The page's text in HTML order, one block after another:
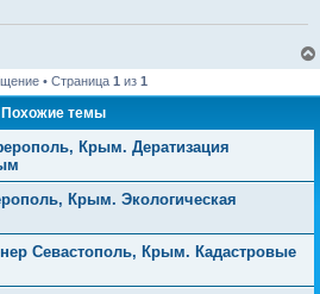
• Страница 1 из 1
Похожие темы
Крым. Дератизация
Крым. Экологическая
Севастополь, Крым. Кадастровые